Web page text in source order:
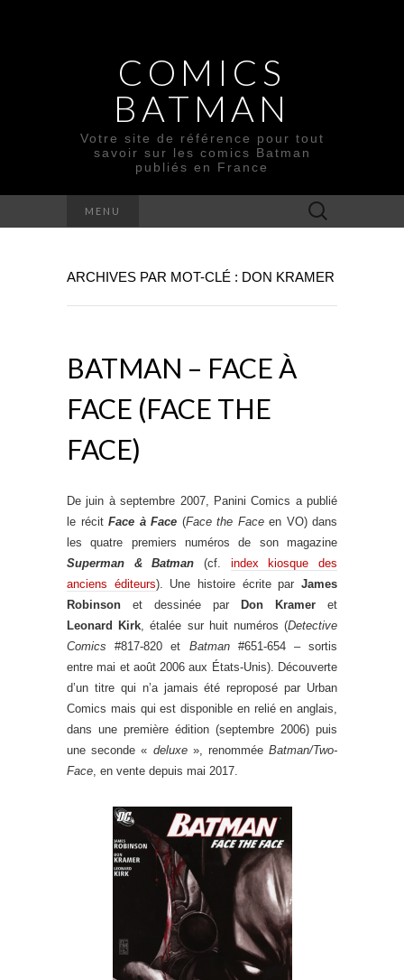
COMICS
BATMAN
Votre site de référence pour tout
savoir sur les comics Batman
publiés en France
MENU Rechercher :
ARCHIVES PAR MOT-CLÉ : DON KRAMER
BATMAN – FACE À
FACE (FACE THE
FACE)
De juin à septembre 2007, Panini Comics a publié
le récit Face à Face (Face the Faceen VO) dans
les quatre premiers numéros de son magazine
Superman & Batman (cf. index kiosque des
anciens éditeurs). Une histoire écrite parJames
Robinson et dessinée par Don Kramer et
Leonard Kirk, étalée sur huit numéros (Detective
Comics #817-820 et Batman#651-654 – sortis
entre mai et août 2006 aux États-Unis). Découverte
d’un titre qui n’a jamais été reproposé par Urban
Comics mais qui est disponible en relié en anglais,
dans une première édition (septembre 2006) puis
une seconde « deluxe», renommée Batman/Two-
Face, en vente depuis mai 2017.